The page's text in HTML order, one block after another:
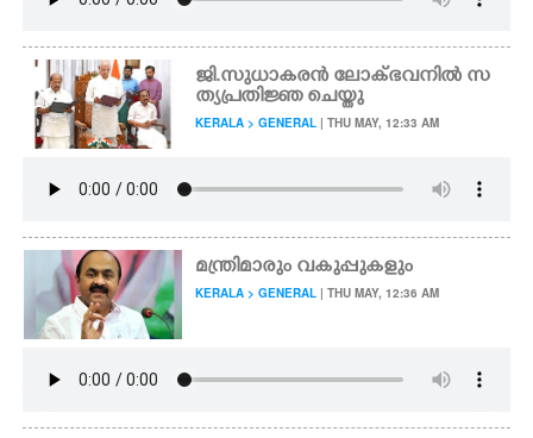
ജി.സുധാകരൻ ലോക്ഭവനിൽ സ
ത്യപ്രതിജ്ഞ ചെയ്തു
KERALA > GENERAL | THU MAY, 12:33 AM
മന്ത്രിമാരും വകുപ്പുകളും
KERALA > GENERAL | THU MAY, 12:36 AM